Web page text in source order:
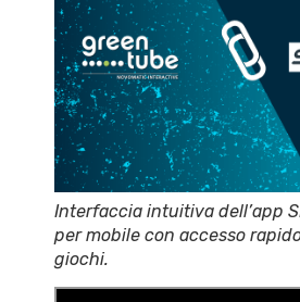
Interfaccia intuitiva dell’app
per mobile con accesso
giochi.